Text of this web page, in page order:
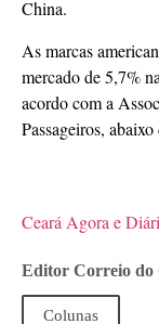
China.
As marcas
mercado de 5,7%
acordo com a
Passageiros,
Ceará Agora e
Editor Correio do
Colunas